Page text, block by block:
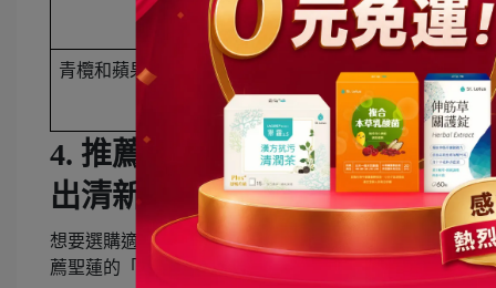
種組合不僅美味，也能充分發
青欖和蘋果
魚腥草可以與青欖（青橄欖）
的水果可以中和魚腥草的微辛
4. 推薦魚腥草茶包，簡單喝
出清新好舒暢
想要選購適合日常輕鬆易取得的魚腥草茶包嗎！推
薦聖蓮的「
漢方清潤茶